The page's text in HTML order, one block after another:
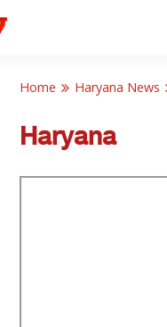
Home Haryana News
Haryana